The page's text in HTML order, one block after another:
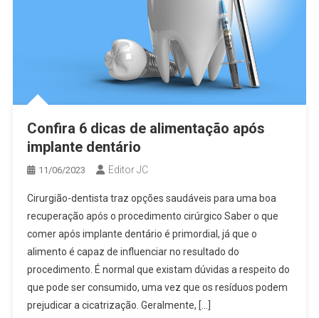
Confira 6 dicas de alimentação após
implante dentário
11/06/2023 Editor JC
Cirurgião-dentista traz opções saudáveis para uma boa
recuperação após o procedimento cirúrgico Saber o que
comer após implante dentário é primordial, já que o
alimento é capaz de influenciar no resultado do
procedimento. É normal que existam dúvidas a respeito do
que pode ser consumido, uma vez que os resíduos podem
prejudicar a cicatrização. Geralmente, […]